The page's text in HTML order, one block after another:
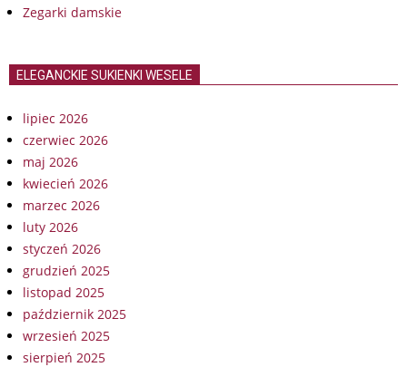
Zegarki damskie
ELEGANCKIE SUKIENKI WESELE
lipiec 2026
czerwiec 2026
maj 2026
kwiecień 2026
marzec 2026
luty 2026
styczeń 2026
grudzień 2025
listopad 2025
październik 2025
wrzesień 2025
sierpień 2025